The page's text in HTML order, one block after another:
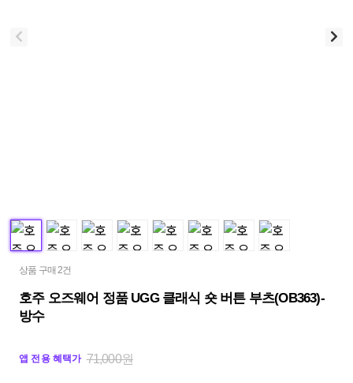
상품 구매 2건
호주 오즈웨어 정품 UGG 클래식 숏 버튼 부츠(OB363)-
방수
앱 전용 혜택가 71,000원